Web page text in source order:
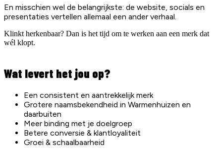
En misschien wel de belangrijkste: de website, socials en
presentaties vertellen allemaal een ander verhaal.
Klinkt herkenbaar? Dan is het tijd om te werken aan een merk dat
wél klopt.
Wat levert het jou op?
Een consistent en aantrekkelijk merk
Grotere naamsbekendheid in Warmenhuizen en
daarbuiten
Meer binding met je doelgroep
Betere conversie & klantloyaliteit
Groei & schaalbaarheid